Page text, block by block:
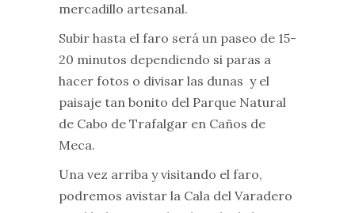
mercadillo artesanal.
Subir hasta el faro será un paseo de 15-
20 minutos dependiendo si paras a
hacer fotos o divisar las dunas y el
paisaje tan bonito del Parque Natural
de Cabo de Trafalgar en Caños de
Meca.
Una vez arriba y visitando el faro,
podremos avistar la Cala del Varadero